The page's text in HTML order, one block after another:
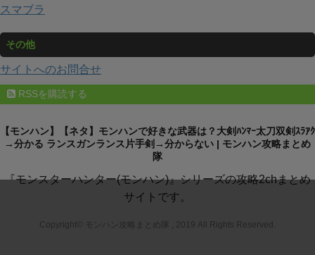
スマブラ
その他
サイトへのお問合せ
RSSを購読する
【モンハン】【ネタ】モンハンで好きな武器は？大剣ﾊﾝﾏｰ太刀双剣ｽﾗｱｸ
→分かる ランスガンランス片手剣→分からない | モンハン攻略まとめ
隊
『モンスターハンター(モンハン)』シリーズの攻略2chまとめ
サイトです。
Copyright© モンハン攻略まとめ隊 , 2019 All Rights Reserved.